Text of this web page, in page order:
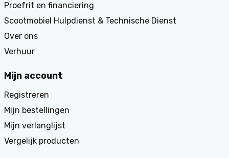
Proefrit en financiering
Scootmobiel Hulpdienst & Technische Dienst
Over ons
Verhuur
Mijn account
Registreren
Mijn bestellingen
Mijn verlanglijst
Vergelijk producten